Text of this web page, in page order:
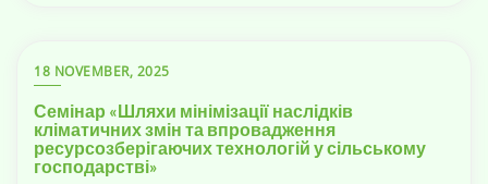
18 NOVEMBER, 2025
Семінар «Шляхи мінімізації наслідків
кліматичних змін та впровадження
ресурсозберігаючих технологій у сільському
господарстві»